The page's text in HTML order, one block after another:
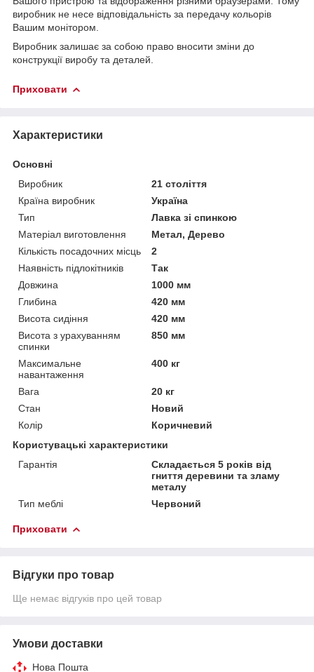
виробник не несе відповідальність за передачу кольорів
Вашим монітором.
Виробник залишає за собою право вносити зміни до
конструкції виробу та деталей.
Приховати
Характеристики
Основні
Виробник
21 століття
Країна виробник
Україна
Тип
Лавка зі спинкою
Матеріал виготовлення
Метал, Дерево
Кількість посадочних місць
2
Наявність підлокітників
Так
Довжина
1000 мм
Глибина
420 мм
Висота сидіння
420 мм
Висота з урахуванням
спинки
850 мм
Максимальне
навантаження
400 кг
Вага
20 кг
Стан
Новий
Колір
Коричневий
Користувацькі характеристики
Гарантія
Складається 5 років від
гниття деревини та зламу
металу
Тип меблі
Червоний
Приховати
Відгуки про товар
Ще немає відгуків про цей товар
Умови доставки
Нова Пошта